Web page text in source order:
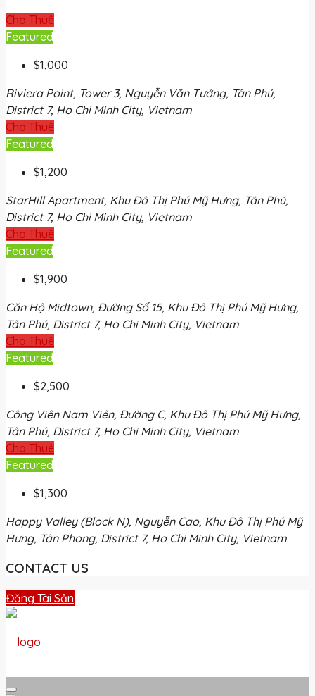
Cho Thuê
Featured
$1,000
Riviera Point, Tower 3, Nguyễn Văn Tưởng, Tân Phú,
District 7, Ho Chi Minh City, Vietnam
Cho Thuê
Featured
$1,200
StarHill Apartment, Khu Đô Thị Phú Mỹ Hưng, Tân Phú,
District 7, Ho Chi Minh City, Vietnam
Cho Thuê
Featured
$1,900
Căn Hộ Midtown, Đường Số 15, Khu Đô Thị Phú Mỹ Hưng,
Tân Phú, District 7, Ho Chi Minh City, Vietnam
Cho Thuê
Featured
$2,500
Công Viên Nam Viên, Đường C, Khu Đô Thị Phú Mỹ Hưng,
Tân Phú, District 7, Ho Chi Minh City, Vietnam
Cho Thuê
Featured
$1,300
Happy Valley (Block N), Nguyễn Cao, Khu Đô Thị Phú Mỹ
Hưng, Tân Phong, District 7, Ho Chi Minh City, Vietnam
CONTACT US
Đăng Tài Sản